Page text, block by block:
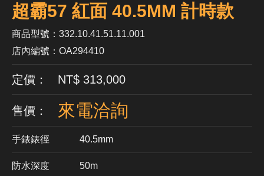
超霸57 紅面 40.5MM 計時款
商品型號：332.10.41.51.11.001
店內編號：OA294410
定價： NT$ 313,000
售價： 來電洽詢
手錶錶徑 40.5mm
防水深度 50m